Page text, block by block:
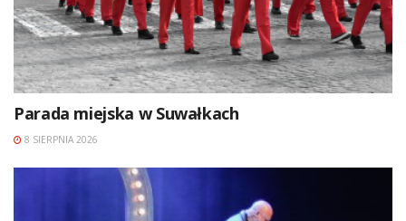
Parada miejska w Suwałkach
8 SIERPNIA 2026